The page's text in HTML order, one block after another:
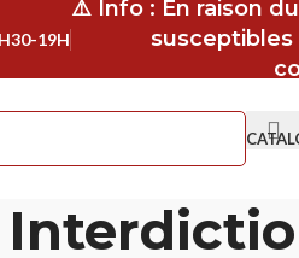
19H
⚠️ Info : En raison